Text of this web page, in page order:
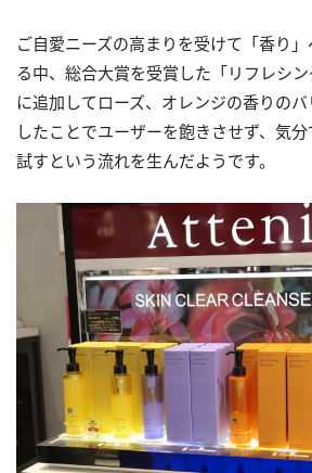
ご自愛ニーズの高まりを受けて「香り
る中、総合大賞を受賞した「リフレシン
に追加してローズ、オレンジの香りの
したことでユーザーを飽きさせず、気
試すという流れを生んだようです。